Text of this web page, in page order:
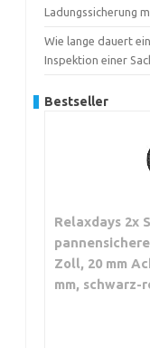
Ladungssicherung
Wie lange dauert
Inspektion einer
Bestseller
Relaxdays 2x
Zoll, 20 mm
mm, schwarz-